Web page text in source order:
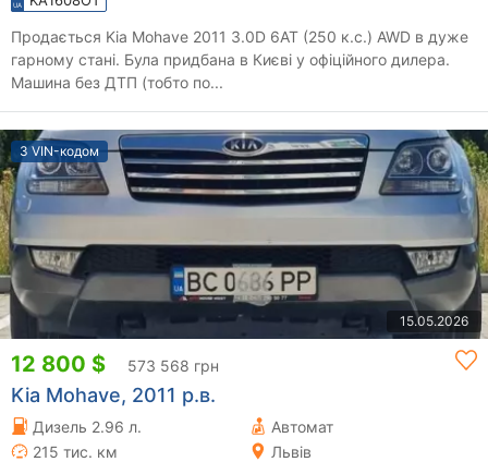
Продається Kia Mohave 2011 3.0D 6AT (250 к.с.) AWD в дуже
гарному стані. Була придбана в Києві у офіційного дилера.
Машина без ДТП (тобто по...
З VIN-кодом
15.05.2026
12 800 $ 573 568 грн
Kia Mohave, 2011 р.в.
Дизель 2.96 л.
Автомат
215 тис. км
Львів